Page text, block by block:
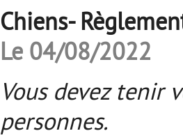
Chiens-
Le 04/08/2022
Vous devez tenir
personnes.